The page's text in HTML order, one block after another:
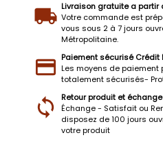
Livraison gratuite a partir
Votre commande est
vous sous 2 à 7 jours
Métropolitaine.
Paiement sécurisé Crédit
Les moyens de paiement
totalement sécurisés-
Retour produit et échange
Échange - Satisfait ou
disposez de 100 jours
votre produit